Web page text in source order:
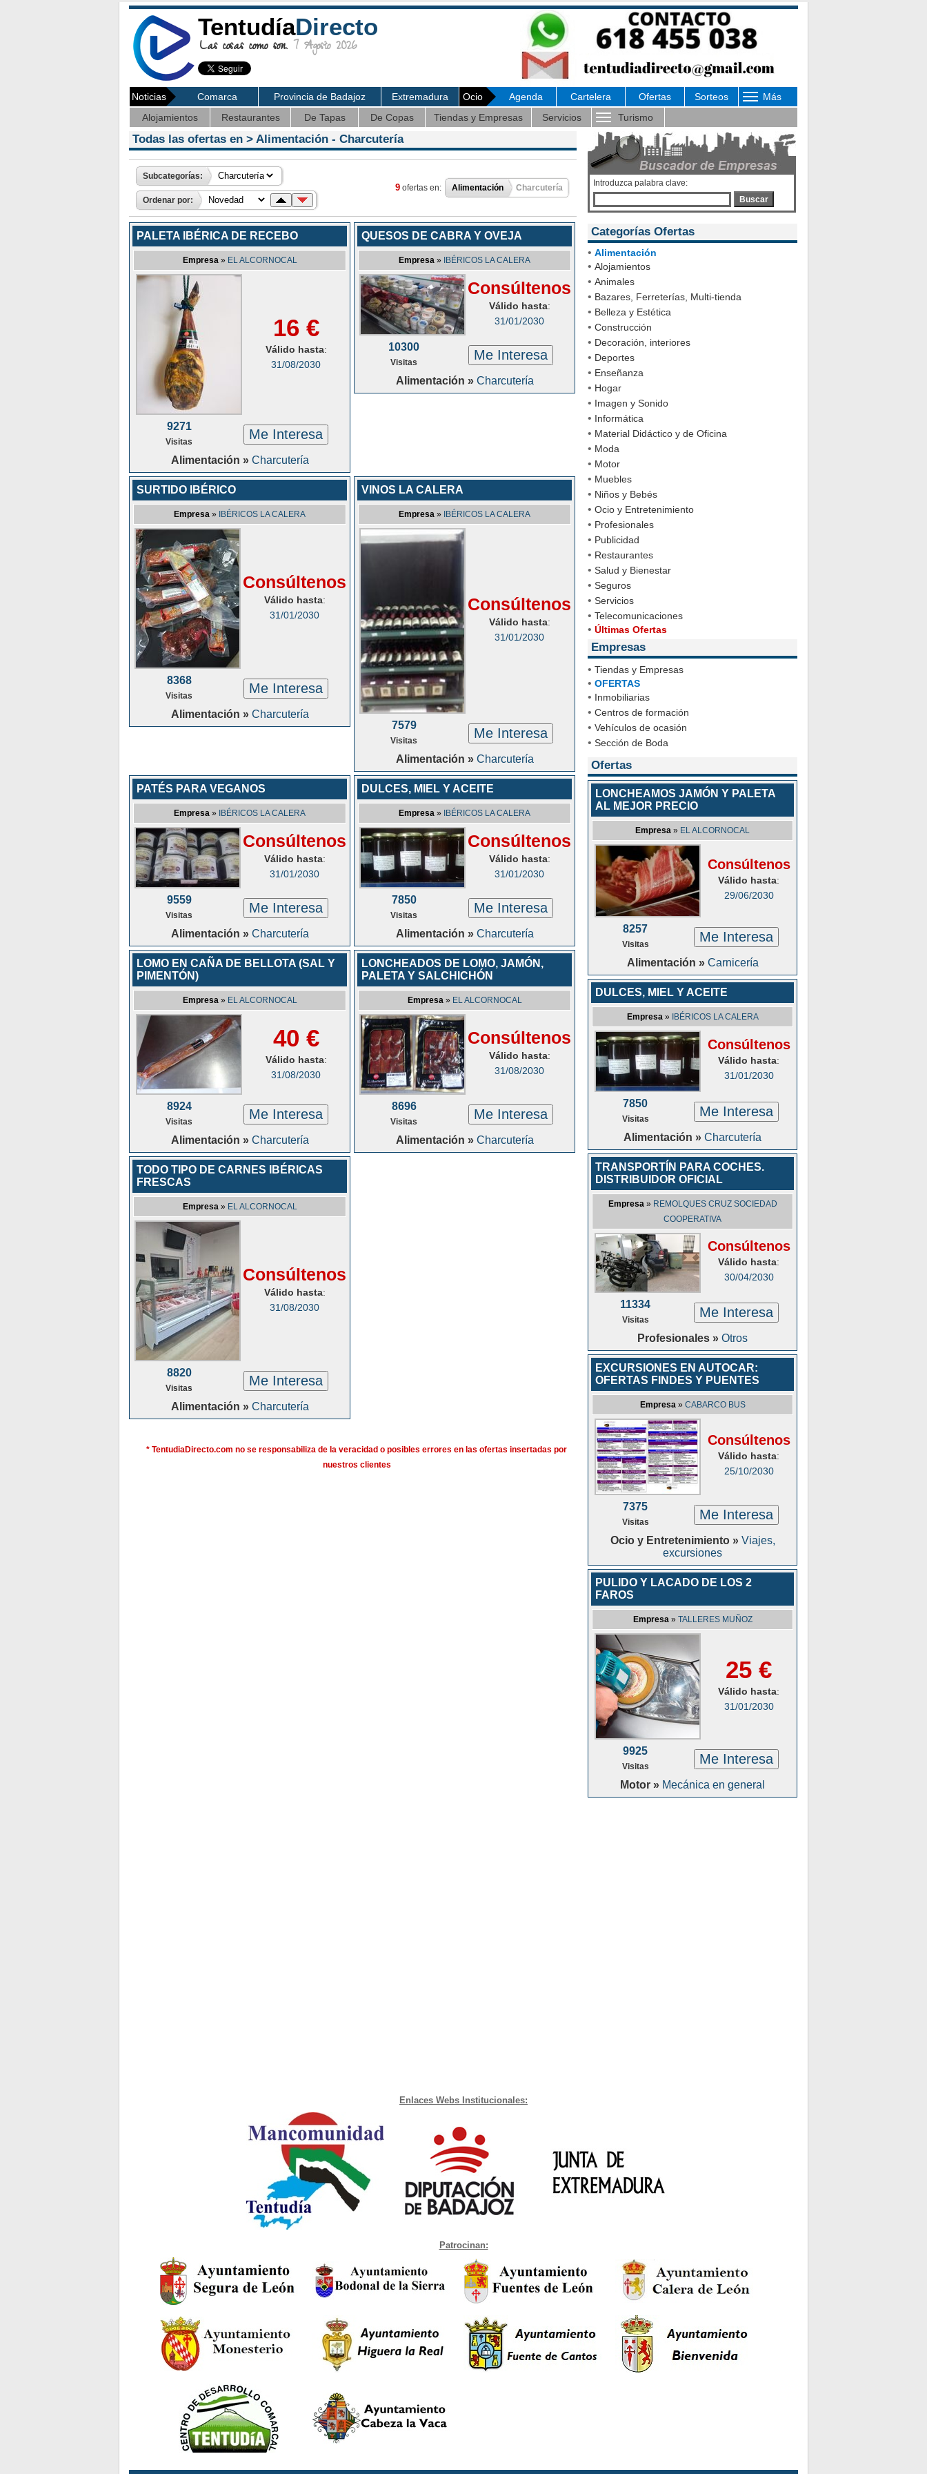
TentudíaDirecto
Las cosas como son. 7 Agosto 2026
Noticias Comarca Provincia de Badajoz Extremadura Ocio Agenda Cartelera Ofertas Sorteos
Más
Alojamientos
Restaurantes De Tapas De Copas Tiendas y Empresas Servicios Turismo
Todas las ofertas en > Alimentación - Charcutería
Subcategorías:
Ordenar por:
9 ofertas en: Alimentación Charcutería
PALETA IBÉRICA DE RECEBO
Empresa» EL ALCORNOCAL
16 €
Válido hasta:
31/08/2030
9271
Visitas Me Interesa
Alimentación » Charcutería
QUESOS DE CABRA Y OVEJA
Empresa » IBÉRICOS LA CALERA
Consúltenos
Válido hasta:
31/01/2030
10300
Visitas Me Interesa
Alimentación » Charcutería
SURTIDO IBÉRICO
Empresa » IBÉRICOS LA CALERA
Consúltenos
Válido hasta:
31/01/2030
8368
Visitas Me Interesa
Alimentación » Charcutería
VINOS LA CALERA
Empresa » IBÉRICOS LA CALERA
Consúltenos
Válido hasta:
31/01/2030
7579
Visitas Me Interesa
Alimentación » Charcutería
PATÉS PARA VEGANOS
Empresa » IBÉRICOS LA CALERA
Consúltenos
Válido hasta:
31/01/2030
9559
Visitas Me Interesa
Alimentación » Charcutería
DULCES, MIEL Y ACEITE
Empresa » IBÉRICOS LA CALERA
Consúltenos
Válido hasta:
31/01/2030
7850
Visitas Me Interesa
Alimentación » Charcutería
LOMO EN CAÑA DE BELLOTA (SAL Y
PIMENTÓN)
Empresa» EL ALCORNOCAL
40 €
Válido hasta:
31/08/2030
8924
Visitas Me Interesa
Alimentación » Charcutería
LONCHEADOS DE LOMO, JAMÓN,
PALETA Y SALCHICHÓN
Empresa» EL ALCORNOCAL
Consúltenos
Válido hasta:
31/08/2030
8696
Visitas Me Interesa
Alimentación » Charcutería
TODO TIPO DE CARNES IBÉRICAS
FRESCAS
Empresa» EL ALCORNOCAL
Consúltenos
Válido hasta:
31/08/2030
8820
Visitas Me Interesa
Alimentación » Charcutería
* TentudiaDirecto.com no se responsabiliza de la veracidad o posibles errores en las ofertas insertadas por
nuestros clientes
Introduzca palabra clave:
Buscar
Categorías Ofertas
• Alimentación
• Alojamientos
• Animales
• Bazares, Ferreterías, Multi-tienda
• Belleza y Estética
• Construcción
• Decoración, interiores
• Deportes
• Enseñanza
• Hogar
• Imagen y Sonido
• Informática
• Material Didáctico y de Oficina
• Moda
• Motor
• Muebles
• Niños y Bebés
• Ocio y Entretenimiento
• Profesionales
• Publicidad
• Restaurantes
• Salud y Bienestar
• Seguros
• Servicios
• Telecomunicaciones
• Últimas Ofertas
Empresas
• Tiendas y Empresas
• OFERTAS
• Inmobiliarias
• Centros de formación
• Vehículos de ocasión
• Sección de Boda
Ofertas
LONCHEAMOS JAMÓN Y PALETA
AL MEJOR PRECIO
Empresa » EL ALCORNOCAL
Consúltenos
Válido hasta:
29/06/2030
8257
Visitas Me Interesa
Alimentación » Carnicería
DULCES, MIEL Y ACEITE
Empresa» IBÉRICOS LA CALERA
Consúltenos
Válido hasta:
31/01/2030
7850
Visitas Me Interesa
Alimentación » Charcutería
TRANSPORTÍN PARA COCHES.
DISTRIBUIDOR OFICIAL
Empresa» REMOLQUES CRUZ SOCIEDAD
COOPERATIVA
Consúltenos
Válido hasta:
30/04/2030
11334
Visitas Me Interesa
Profesionales » Otros
EXCURSIONES EN AUTOCAR:
OFERTAS FINDES Y PUENTES
Empresa» CABARCO BUS
Consúltenos
Válido hasta:
25/10/2030
7375
Visitas Me Interesa
Ocio y Entretenimiento » Viajes,
excursiones
PULIDO Y LACADO DE LOS 2
FAROS
Empresa» TALLERES MUÑOZ
25 €
Válido hasta:
31/01/2030
9925
Visitas Me Interesa
Motor » Mecánica en general
Enlaces Webs Institucionales:
Patrocinan: